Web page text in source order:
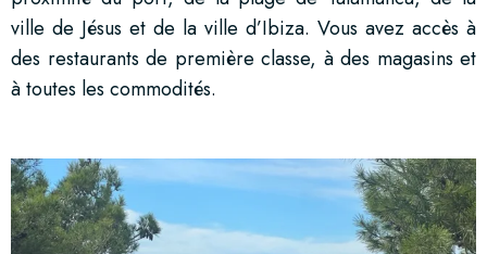
ville de Jésus et de la ville d’Ibiza. Vous avez accès à
des restaurants de première classe, à des magasins et
à toutes les commodités.